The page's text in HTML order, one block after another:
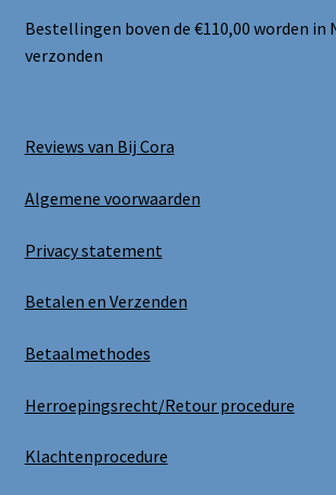
Bestellingen boven de €110,00 worden in
verzonden
Reviews van Bij Cora
Algemene voorwaarden
Privacy statement
Betalen en Verzenden
Betaalmethodes
Herroepingsrecht/Retour procedure
Klachtenprocedure